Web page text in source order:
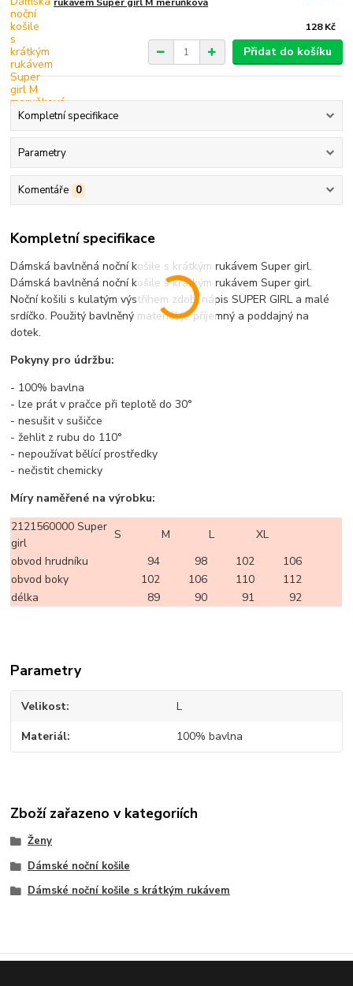
128 Kč
Přidat do košíku
Kompletní specifikace
Parametry
Komentáře 0
Kompletní specifikace
Dámská bavlněná noční košile s krátkým rukávem Super girl.
Dámská bavlněná noční košile s krátkým rukávem Super girl.
Noční košili s kulatým výstřihem zdobí nápis SUPER GIRL a malé
srdíčko. Použitý bavlněný materiál je příjemný a poddajný na
dotek.
Pokyny pro údržbu:
- 100% bavlna
- lze prát v pračce při teplotě do 30°
- nesušit v sušičce
- žehlit z rubu do 110°
- nepoužívat bělící prostředky
- nečistit chemicky
Míry naměřené na výrobku:
2121560000 Super
girl
S M L
XL
obvod hrudníku
94 98 102
106
obvod boky
102 106 110
112
délka
89 90 91 92
Parametry
Velikost L
Materiál 100% bavlna
Zboží zařazeno v kategoriích
Ženy
Dámské noční košile
Dámské noční košile s krátkým rukávem